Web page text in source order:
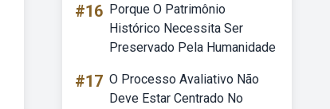
#16 Porque O Patrimônio
Histórico Necessita Ser
Preservado Pela Humanidade
#17 O Processo Avaliativo Não
Deve Estar Centrado No